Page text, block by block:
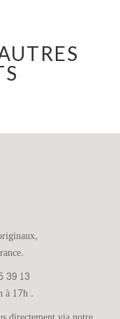
39 13
à 17h .